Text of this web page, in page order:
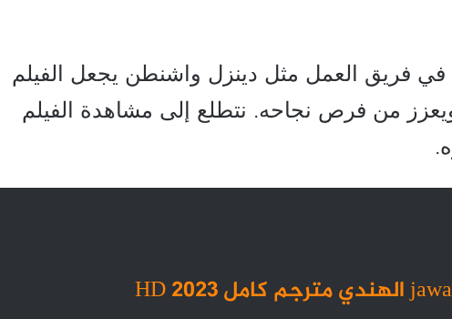
في فريق العمل مثل دينزل واشنطن يجعل الفيلم
ويعزز من فرص نجاحه. نتطلع إلى مشاهدة الفيلم